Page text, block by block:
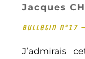
Jacques
Bulletin n°17
J’admirais